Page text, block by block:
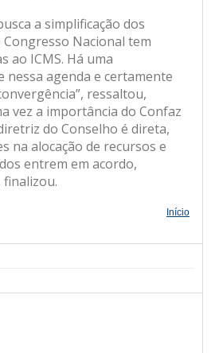
a simplificação dos
Nacional tem
ao ICMS. Há uma
nessa agenda e certamente
ressaltou,
vez a importância do Confaz
do Conselho é direta,
na alocação de recursos e
entrem em acordo,
finalizou.
Início